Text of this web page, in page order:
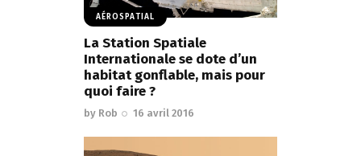
AÉROSPATIAL
La Station Spatiale
Internationale se dote d’un
habitat gonflable, mais pour
quoi faire ?
by Rob 16 avril 2016